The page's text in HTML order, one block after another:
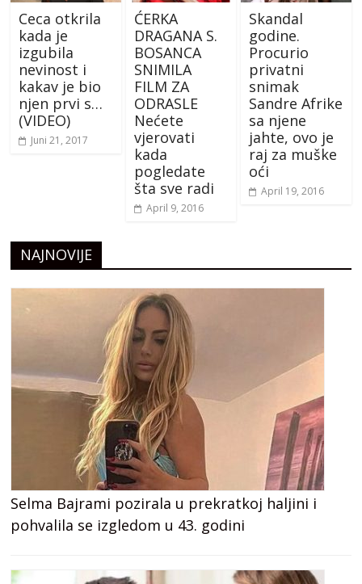
Ceca otkrila
kada je
izgubila
nevinost i
kakav je bio
njen prvi s…
(VIDEO)
Juni 21, 2017
ĆERKA
DRAGANA S.
BOSANCA
SNIMILA
FILM ZA
ODRASLE
Nećete
vjerovati
kada
pogledate
šta sve radi
April 9, 2016
Skandal
godine.
Procurio
privatni
snimak
Sandre Afrike
sa njene
jahte, ovo je
raj za muške
oći
April 19, 2016
NAJNOVIJE
Selma Bajrami pozirala u prekratkoj haljini i
pohvalila se izgledom u 43. godini